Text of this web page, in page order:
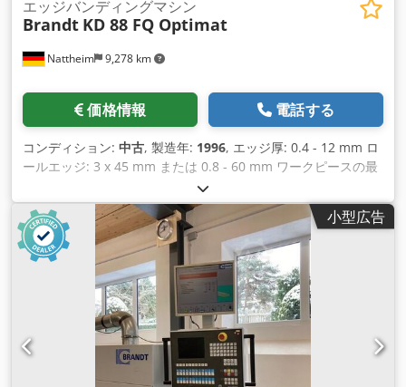
Nattheim 9,278 km
エッジバンディングマシン
Brandt KD 88 FQ Optimat
価格情報 電話する
コンディション: 中古, 製造年: 1996, エッジ厚: 0.4 - 12 mm ロ
ールエッジ: 3 x 45 mm または 0.8 - 60 mm ワークピースの最
小幅: 65 mm ワークピースの最小長さ: 160 mm ワークピース
の厚さ: 10 - 55 mm 送り: 13 m/分 プレミリング (接合) グルー
ポット クイックメルト 接着部分 トリミング フラッシュミリン
グ 面取りミリング ラジアスミリング コーナーコピー フラット
スクレーパー バフ研磨ユニット 機械寸法: 7450 x 1220 x 2400
mm 重量: 3000 kg 保管場所: ナットハイム Codpfx Aasvvkd
小型広告